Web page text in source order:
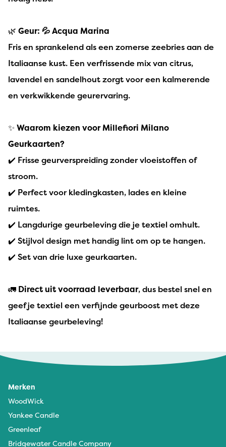
🌿 Geur: 💦 Acqua Marina
Fris en sprankelend als een zomerse zeebries aan de
Italiaanse kust. Een verfrissende mix van citrus,
lavendel en sandelhout zorgt voor een kalmerende
en verkwikkende geurervaring.
✨ Waarom kiezen voor Millefiori Milano
Geurkaarten?
✔️ Frisse geurverspreiding zonder vloeistoffen of
stroom.
✔️ Perfect voor kledingkasten, lades en kleine
ruimtes.
✔️ Langdurige geurbeleving die je textiel omhult.
✔️ Stijlvol design met handig lint om op te hangen.
✔️ Set van drie luxe geurkaarten.
🚛 Direct uit voorraad leverbaar, dus bestel snel en
geef je textiel een verfijnde geurboost met deze
Italiaanse geurbeleving!
Merken
WoodWick
Yankee Candle
Greenleaf
Bridgewater Candle Company